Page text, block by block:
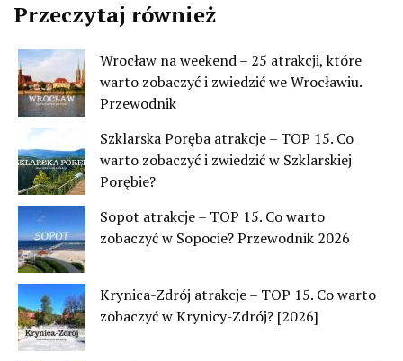
Przeczytaj również
Wrocław na weekend – 25 atrakcji, które
warto zobaczyć i zwiedzić we Wrocławiu.
Przewodnik
Szklarska Poręba atrakcje – TOP 15. Co
warto zobaczyć i zwiedzić w Szklarskiej
Porębie?
Sopot atrakcje – TOP 15. Co warto
zobaczyć w Sopocie? Przewodnik 2026
Krynica-Zdrój atrakcje – TOP 15. Co warto
zobaczyć w Krynicy-Zdrój? [2026]